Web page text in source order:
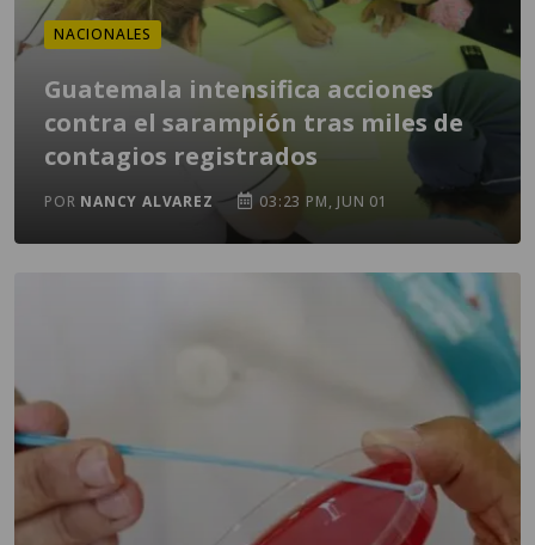
NACIONALES
Guatemala intensifica acciones
contra el sarampión tras miles de
contagios registrados
POR NANCY ALVAREZ 03:23 PM, JUN 01